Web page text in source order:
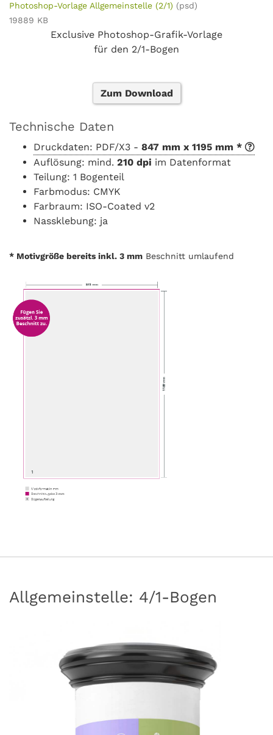
Photoshop-Vorlage Allgemeinstelle (2/1) (psd)
19889 KB
Exclusive Photoshop-Grafik-Vorlage
für den 2/1-Bogen
Zum Download
Technische Daten
Druckdaten: PDF/X3 - 847 mm x 1195 mm *
Auflösung: mind. 210 dpi im Datenformat
Teilung: 1 Bogenteil
Farbmodus: CMYK
Farbraum: ISO-Coated v2
Nassklebung: ja
* Motivgröße bereits inkl. 3 mm Beschnitt umlaufend
Allgemeinstelle: 4/1-Bogen